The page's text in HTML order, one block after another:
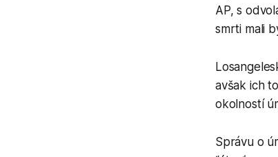
AP, s
smrti mali
avšak ich
okolností
Správu o